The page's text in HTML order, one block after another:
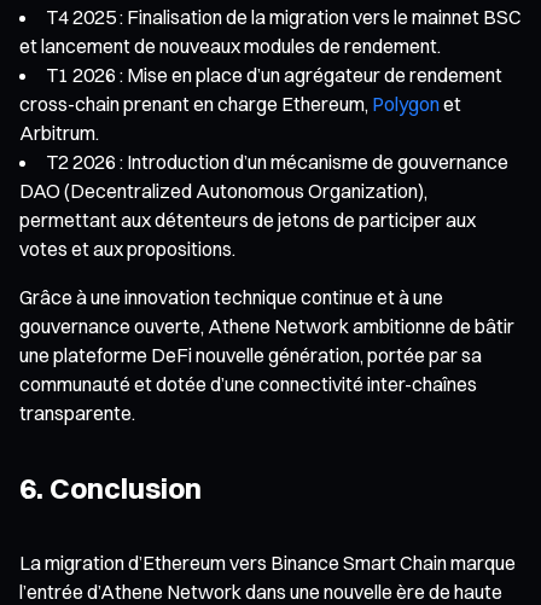
T4 2025 : Finalisation de la migration vers le mainnet BSC
et lancement de nouveaux modules de rendement.
T1 2026 : Mise en place d’un agrégateur de rendement
cross-chain prenant en charge Ethereum, Polygonet
Arbitrum.
T2 2026 : Introduction d’un mécanisme de gouvernance
DAO (Decentralized Autonomous Organization),
permettant aux détenteurs de jetons de participer aux
votes et aux propositions.
Grâce à une innovation technique continue et à une
gouvernance ouverte, Athene Network ambitionne de bâtir
une plateforme DeFi nouvelle génération, portée par sa
communauté et dotée d’une connectivité inter-chaînes
transparente.
6. Conclusion
La migration d’Ethereum vers Binance Smart Chain marque
l’entrée d’Athene Network dans une nouvelle ère de haute